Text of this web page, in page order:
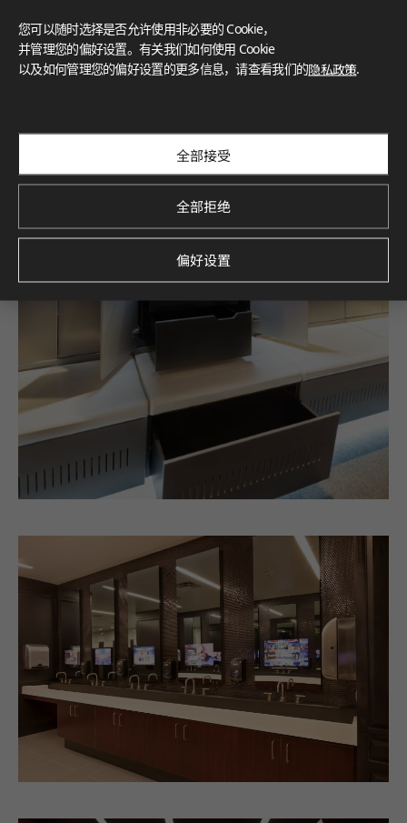
您可以随时选择是否允许使用非必要的 Cookie，
并管理您的偏好设置。有关我们如何使用 Cookie
以及如何管理您的偏好设置的更多信息，请查看我们的隐私政策.
全部接受
全部拒绝
偏好设置